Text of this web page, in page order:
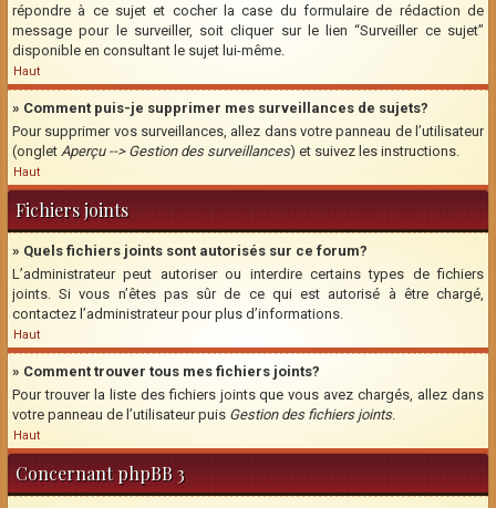
répondre à ce sujet et cocher la case du formulaire de rédaction de
message pour le surveiller, soit cliquer sur le lien “Surveiller ce sujet”
disponible en consultant le sujet lui-même.
Haut
» Comment puis-je supprimer mes surveillances de sujets?
Pour supprimer vos surveillances, allez dans votre panneau de l’utilisateur
(onglet Aperçu --> Gestion des surveillances) et suivez les instructions.
Haut
Fichiers joints
» Quels fichiers joints sont autorisés sur ce forum?
L’administrateur peut autoriser ou interdire certains types de fichiers
joints. Si vous n’êtes pas sûr de ce qui est autorisé à être chargé,
contactez l’administrateur pour plus d’informations.
Haut
» Comment trouver tous mes fichiers joints?
Pour trouver la liste des fichiers joints que vous avez chargés, allez dans
votre panneau de l’utilisateur puis Gestion des fichiers joints.
Haut
Concernant phpBB 3